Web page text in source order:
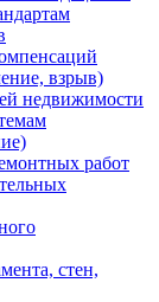
взрыв)
недвижимости
работ
стен,